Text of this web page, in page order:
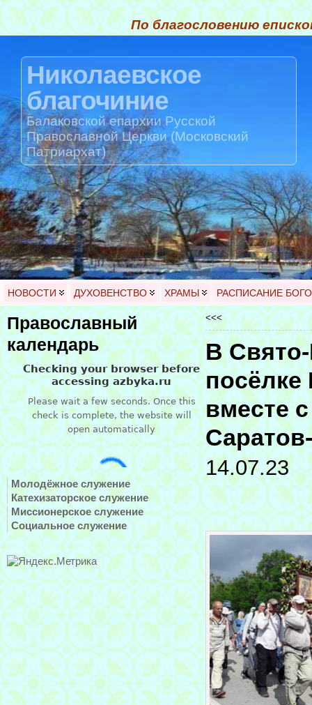
По благословению
Николаевское
благочиние
Балаковской епархии Русской
Православной Церкви (Московский
Патриархат)
НОВОСТИ ДУХОВЕНСТВО ХРАМЫ РАСПИСАНИЕ
Православный
календарь
Молодёжное служение
Катехизаторское служение
Миссионерское служение
Социальное служение
<<<
В
вместе
14.07.23